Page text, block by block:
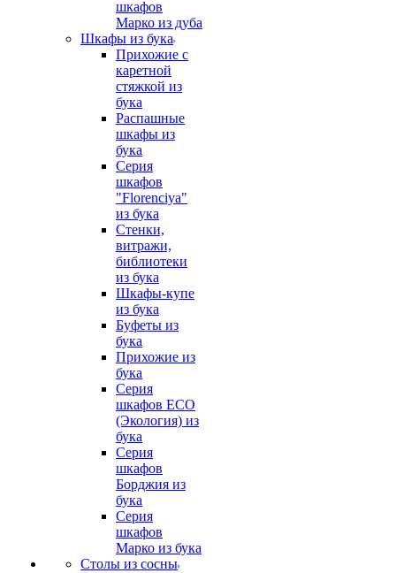
шкафов
Марко из дуба
Шкафы из бука
Прихожие с
каретной
стяжкой из
бука
Распашные
шкафы из
бука
Серия
шкафов
"Florenciya"
из бука
Стенки,
витражи,
библиотеки
из бука
Шкафы-купе
из бука
Буфеты из
бука
Прихожие из
бука
Серия
шкафов ECO
(Экология) из
бука
Серия
шкафов
Борджия из
бука
Серия
шкафов
Марко из бука
Столы из сосны